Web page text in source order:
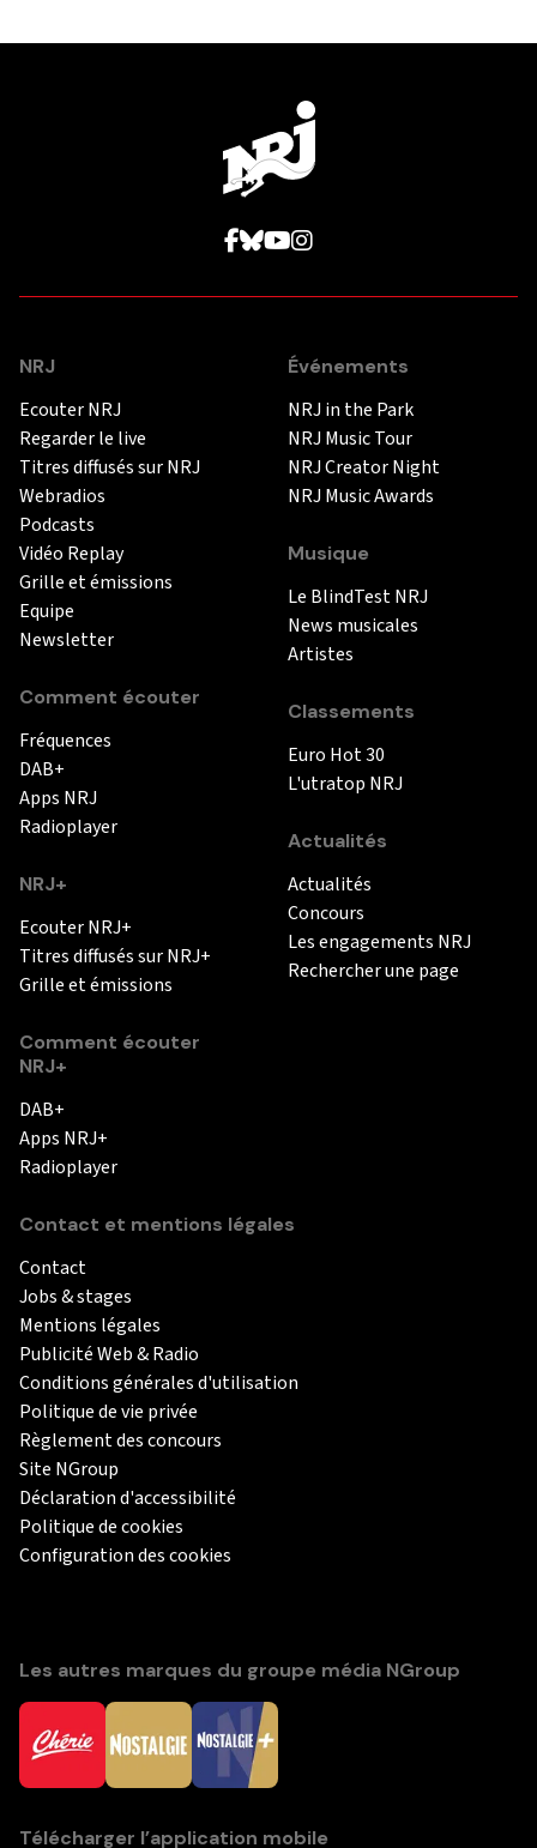
NRJ
Ecouter NRJ
Regarder le live
Titres diffusés sur NRJ
Webradios
Podcasts
Vidéo Replay
Grille et émissions
Equipe
Newsletter
Comment écouter
Fréquences
DAB+
Apps NRJ
Radioplayer
NRJ+
Ecouter NRJ+
Titres diffusés sur NRJ+
Grille et émissions
Comment écouter
NRJ+
DAB+
Apps NRJ+
Radioplayer
Événements
NRJ in the Park
NRJ Music Tour
NRJ Creator Night
NRJ Music Awards
Musique
Le BlindTest NRJ
News musicales
Artistes
Classements
Euro Hot 30
L'utratop NRJ
Actualités
Actualités
Concours
Les engagements NRJ
Rechercher une page
Contact et mentions légales
Contact
Jobs & stages
Mentions légales
Publicité Web & Radio
Conditions générales d'utilisation
Politique de vie privée
Règlement des concours
Site NGroup
Déclaration d'accessibilité
Politique de cookies
Configuration des cookies
Les autres marques du groupe média NGroup
Télécharger l’application mobile